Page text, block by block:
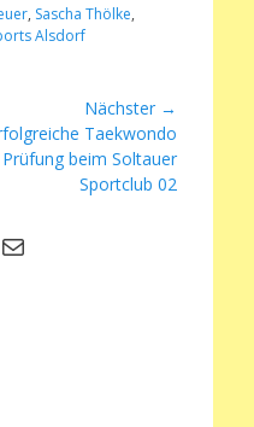
, Sascha Thölke,
Alsdorf
Nächster →
Taekwondo
Prüfung beim Soltauer
Sportclub 02
E-Mail